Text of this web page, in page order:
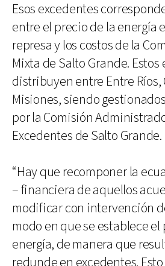
Esos excedentes
entre el precio de la energía
represa y los costos de la
Mixta de Salto Grande. Estos
distribuyen entre Entre Ríos,
Misiones, siendo
por la Comisión
Excedentes de Salto Grande.
“Hay que recomponer la
– financiera de aquellos
modificar con intervención
modo en que se establece el
energía, de manera que